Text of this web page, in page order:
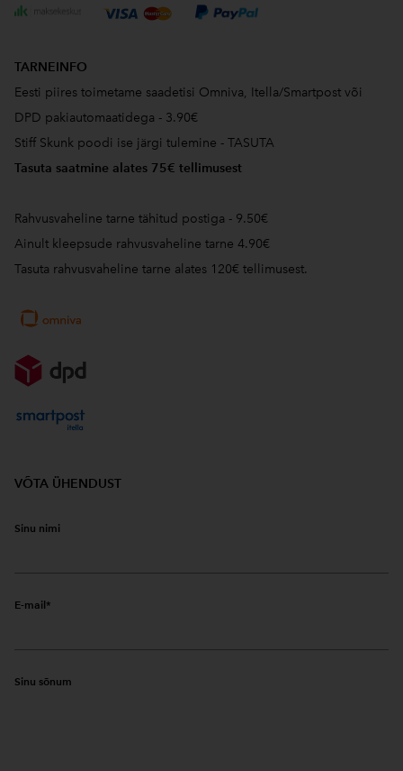
TARNEINFO
Eesti piires toimetame saadetisi Omniva, Itella/Smartpost või
DPD pakiautomaatidega - 3.90€
Stiff Skunk poodi ise järgi tulemine - TASUTA
Tasuta saatmine alates 75€ tellimusest
Rahvusvaheline tarne tähitud postiga - 9.50€
Ainult kleepsude rahvusvaheline tarne 4.90€
Tasuta rahvusvaheline tarne alates 120€ tellimusest.
VÕTA ÜHENDUST
Sinu nimi
E-mail
Sinu sõnum